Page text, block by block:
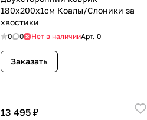
180x200x1см Коалы/Слоники за
хвостики
0 0 Нет в наличииАрт.0
Заказать
13 495 ₽